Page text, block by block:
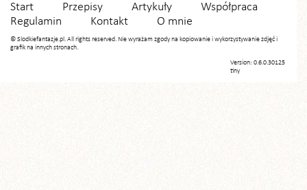
Start Przepisy Artykuły
Współpraca
Regulamin
Kontakt O mnie
© Slodkiefantazje.pl. All rights reserved. Nie wyrażam zgody na kopiowanie i wykorzystywanie zdjęć i
grafik na innych stronach.
Version: 0.6.0.30125
tiny